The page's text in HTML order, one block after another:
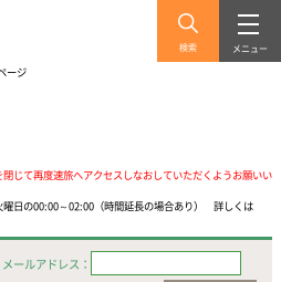
検索 メニュー
ージ
じて再度速旅へアクセスしなおしていただくようお願いい
日の00:00～02:00（時間延長の場合あり） 詳しくは
メールアドレス：